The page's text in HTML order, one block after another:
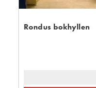
Rondus bokhyllen